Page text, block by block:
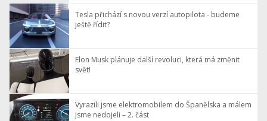
Tesla přichází s novou verzí autopilota - budeme
ještě řídit?
Elon Musk plánuje další revoluci, která má změnit
svět!
Vyrazili jsme elektromobilem do Španělska a málem
jsme nedojeli – 2. část